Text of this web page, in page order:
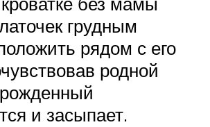
грудным
рядом с его
родной
и засыпает.